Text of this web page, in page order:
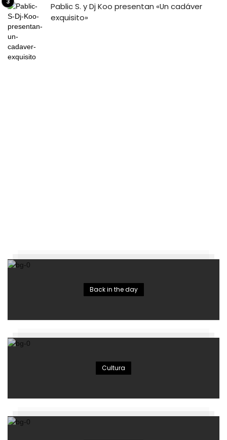
Pablic S. y Dj Koo presentan «Un cadáver
exquisito»
Back in the day
Cultura